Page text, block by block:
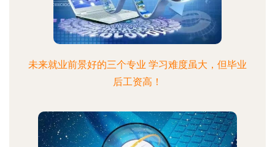
未来就业前景好的三个专业 学习难度虽大，但毕业
后工资高！